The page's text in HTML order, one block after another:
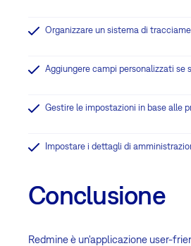
Organizzare un sistema di
Aggiungere campi personalizzati se
Gestire le impostazioni in base alle
Impostare i dettagli di
Conclusione
Redmine è un'applicazione user-